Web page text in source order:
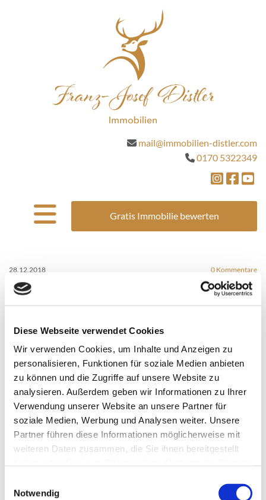
Diese Webseite verwendet Cookies
Wir verwenden Cookies, um Inhalte und Anzeigen zu
personalisieren, Funktionen für soziale Medien anbieten
zu können und die Zugriffe auf unsere Website zu
analysieren. Außerdem geben wir Informationen zu Ihrer
Verwendung unserer Website an unsere Partner für
soziale Medien, Werbung und Analysen weiter. Unsere
Partner führen diese Informationen möglicherweise mit
weiteren Daten zusammen, die Sie ihnen bereitgestellt
Notwendig
 mail@immobilien-distler.com
0170 5322349
  
Gratis Immobilie bewerten
28.12.2018 0 Kommentare
Überschrift 2
Dieser Text wird in der Übersicht der Pinnwand angezeigt.
Dieser Text wird in der Übersicht der Pinnwand angezeigt.“
„Wenn der Leser auf der Übersicht der Beiträge auf "Mehr lesen"
klickt, gelangt er zur Detailseite des Pinnwand-Beitrags.
Hier ist der vollständige Inhalt des Beitrags zu sehen.“
0 Feed
Einen Kommentar hinterlassen